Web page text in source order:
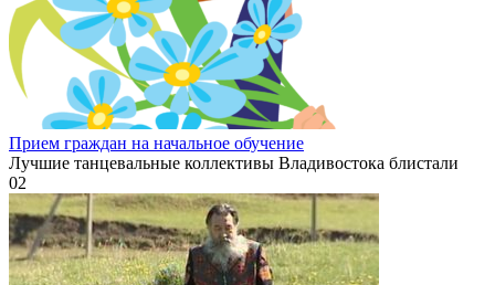
Прием граждан на начальное обучение
Лучшие танцевальные коллективы Владивостока блистали
02